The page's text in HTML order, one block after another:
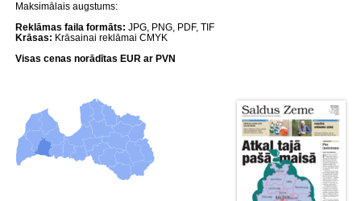
Maksimālais augstums:
Reklāmas faila formāts: JPG, PNG, PDF, TIF
Krāsas: Krāsainai reklāmai CMYK
Visas cenas norādītas EUR ar PVN